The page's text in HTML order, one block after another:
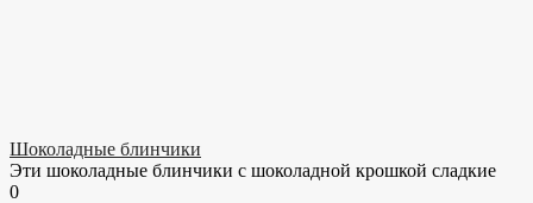
Шоколадные блинчики
Эти шоколадные блинчики с шоколадной крошкой сладкие
0